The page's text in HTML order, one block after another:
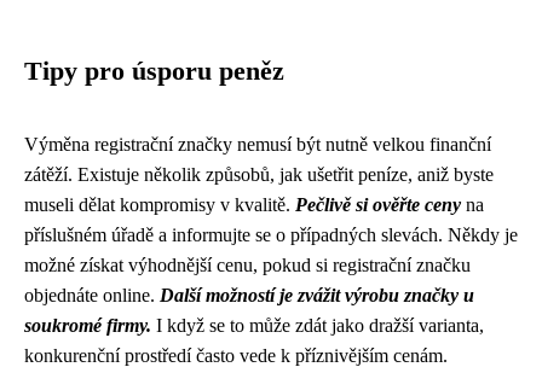
Tipy pro úsporu peněz
Výměna registrační značky nemusí být nutně velkou finanční
zátěží. Existuje několik způsobů, jak ušetřit peníze, aniž byste
museli dělat kompromisy v kvalitě. Pečlivě si ověřte ceny na
příslušném úřadě a informujte se o případných slevách. Někdy je
možné získat výhodnější cenu, pokud si registrační značku
objednáte online. Další možností je zvážit výrobu značky u
soukromé firmy. I když se to může zdát jako dražší varianta,
konkurenční prostředí často vede k příznivějším cenám.